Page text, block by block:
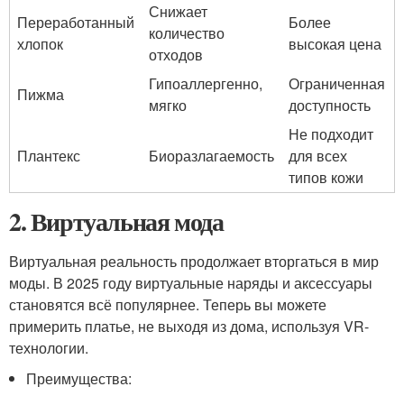
Переработанный
хлопок
Снижает
количество
отходов
Более
высокая цена
Пижма
Гипоаллергенно,
мягко
Ограниченная
доступность
Плантекс Биоразлагаемость
Не подходит
для всех
типов кожи
2. Виртуальная мода
Виртуальная реальность продолжает вторгаться в мир
моды. В 2025 году виртуальные наряды и аксессуары
становятся всё популярнее. Теперь вы можете
примерить платье, не выходя из дома, используя VR-
технологии.
Преимущества: